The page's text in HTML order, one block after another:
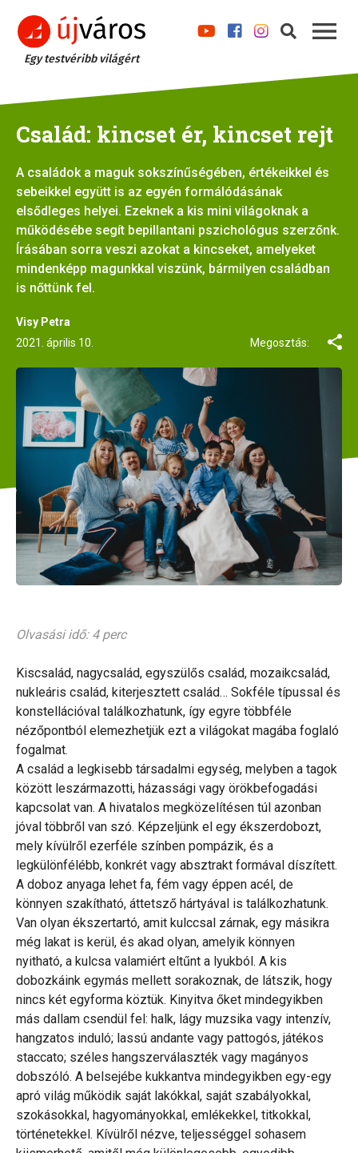
Egy testvéribb világért
Család: kincset ér, kincset rejt
A családok a maguk sokszínűségében, értékeikkel és
sebeikkel együtt is az egyén formálódásának
elsődleges helyei. Ezeknek a kis mini világoknak a
működésébe segít bepillantani pszichológus szerzőnk.
Írásában sorra veszi azokat a kincseket, amelyeket
mindenképp magunkkal viszünk, bármilyen családban
is nőttünk fel.
Visy Petra
2021. április 10.
Megosztás:
Olvasási idő: 4 perc
Kiscsalád, nagycsalád, egyszülős család, mozaikcsalád,
nukleáris család, kiterjesztett család… Sokféle típussal és
konstellációval találkozhatunk, így egyre többféle
nézőpontból elemezhetjük ezt a világokat magába foglaló
fogalmat.
A család a legkisebb társadalmi egység, melyben a tagok
között leszármazotti, házassági vagy örökbefogadási
kapcsolat van. A hivatalos megközelítésen túl azonban
jóval többről van szó. Képzeljünk el egy ékszerdobozt,
mely kívülről ezerféle színben pompázik, és a
legkülönfélébb, konkrét vagy absztrakt formával díszített.
A doboz anyaga lehet fa, fém vagy éppen acél, de
könnyen szakítható, áttetsző hártyával is találkozhatunk.
Van olyan ékszertartó, amit kulccsal zárnak, egy másikra
még lakat is kerül, és akad olyan, amelyik könnyen
nyitható, a kulcsa valamiért eltűnt a lyukból. A kis
dobozkáink egymás mellett sorakoznak, de látszik, hogy
nincs két egyforma köztük. Kinyitva őket mindegyikben
más dallam csendül fel: halk, lágy muzsika vagy intenzív,
hangzatos induló; lassú andante vagy pattogós, játékos
staccato; széles hangszerválaszték vagy magányos
dobszóló. A belsejébe kukkantva mindegyikben egy-egy
apró világ működik saját lakókkal, saját szabályokkal,
szokásokkal, hagyományokkal, emlékekkel, titkokkal,
történetekkel. Kívülről nézve, teljességgel sohasem